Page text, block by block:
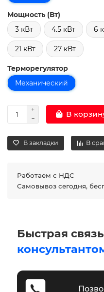
Мощность (Вт)
3 кВт
4.5 кВт 6
21 кВт 27 кВт
Терморегулятор
Механический
В
В закладки В
Работаем с НДС
Самовывоз сегодня,
Быстрая связь